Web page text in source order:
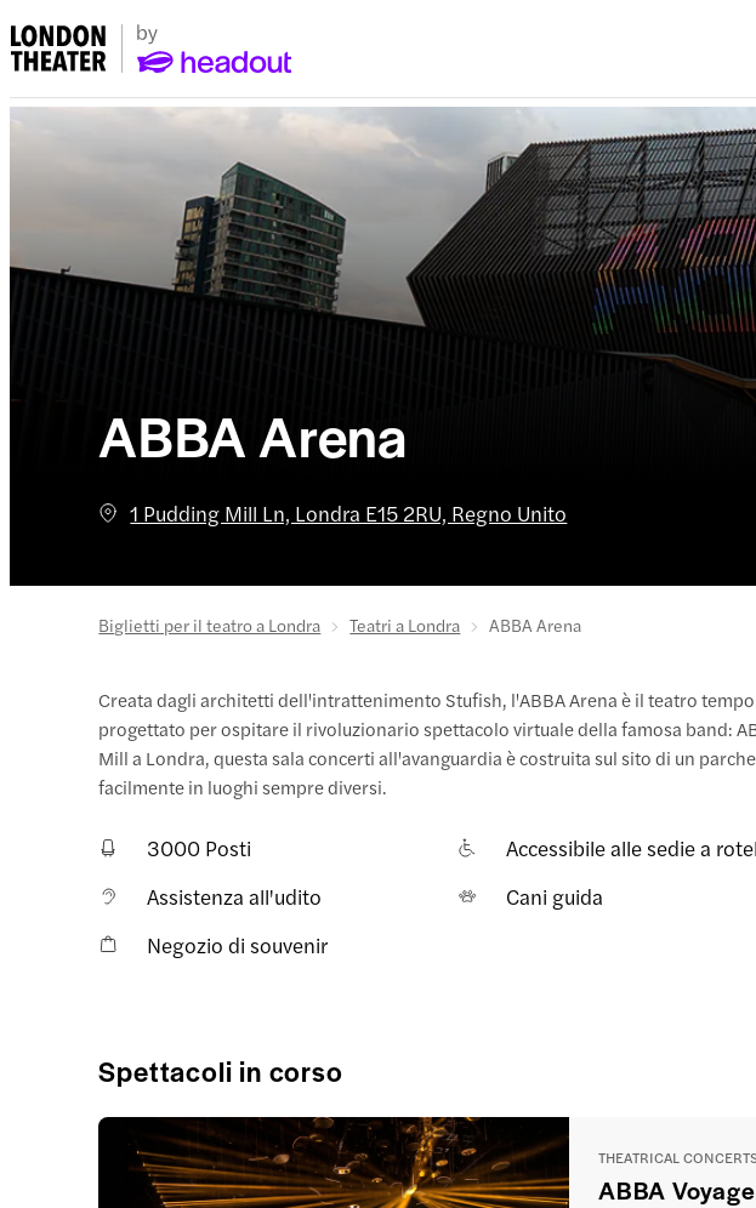
ABBA Arena
1 Pudding Mill Ln, Londra E15 2RU, Regno Unito
Biglietti per il teatro a Londra Teatri a Londra ABBA Arena
Creata dagli architetti dell'intrattenimento Stufish, l'ABBA Arena è il teatro
progettato per ospitare il rivoluzionario spettacolo virtuale della famosa band:
Mill a Londra, questa sala concerti all'avanguardia è costruita sul sito di un
facilmente in luoghi sempre diversi.
3000 Posti Accessibile alle sedie a
Assistenza all'udito
Cani guida
Negozio di souvenir
Spettacoli in corso
THEATRICAL CONCERTS
ABBA Voyage